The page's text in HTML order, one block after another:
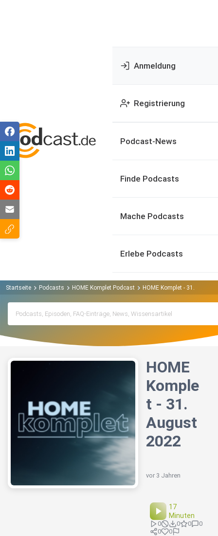
Anmeldung
Registrierung
Podcast-News
Finde Podcasts
Mache Podcasts
Erlebe Podcasts
Startseite Podcasts HOME Komplet Podcast HOME Komplet - 31. August
HOME
Komple
t - 31.
August
2022
vor 3 Jahren
17
Minuten
0 0 0
0
0
0